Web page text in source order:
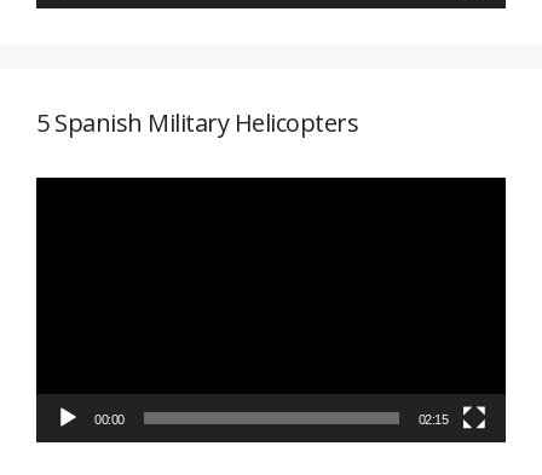
5 Spanish Military Helicopters
00:00 02:15